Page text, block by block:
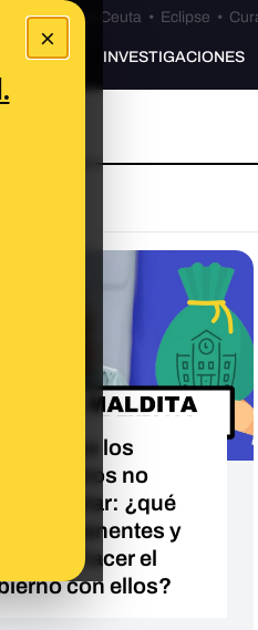
×
•Bulos Ceuta • Eclipse •
INVESTIGACIONES
que los
no
gastar: ¿qué
los remanentes y
quiere hacer el
con ellos?